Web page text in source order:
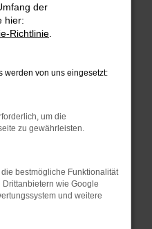
und deine
zum Beispiel deine
Seiten
die Seite in einem
vorübergehende
der
hier:
Richtlinie
werden von uns eingesetzt:
um die
zu gewährleisten.
bestmögliche Funktionalität
wie Google
und weitere